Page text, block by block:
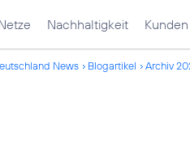
Nachhaltigkeit Kunden
News Blogartikel Archiv